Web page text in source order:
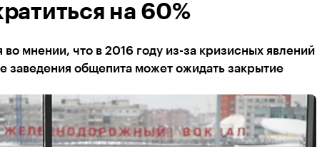
на 60%
во мнении, что в 2016 году из-за кризисных явлений
заведения общепита может ожидать закрытие